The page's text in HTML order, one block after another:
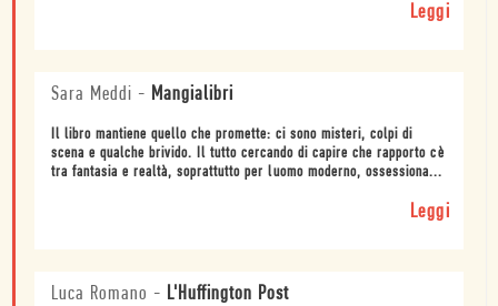
Leggi
Sara Meddi - Mangialibri
Il libro mantiene quello che promette: ci sono misteri, colpi di
scena e qualche brivido. Il tutto cercando di capire che rapporto cè
tra fantasia e realtà, soprattutto per luomo moderno, ossessiona...
Leggi
Luca Romano - L'Huffington Post